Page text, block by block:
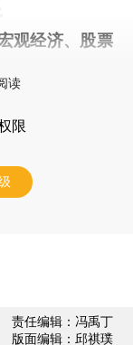
观经济、股票
读
限
责任编辑：冯禹丁
版面编辑：邱祺璞